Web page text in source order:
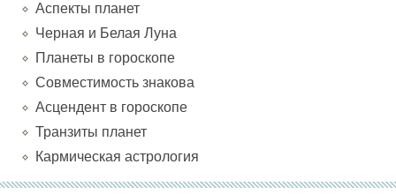
Аспекты планет
Черная и Белая Луна
Планеты в гороскопе
Совместимость знакова
Асцендент в гороскопе
Транзиты планет
Кармическая астрология